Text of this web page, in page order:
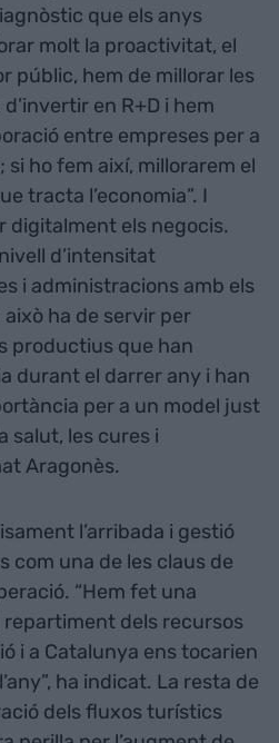
que els anys
molt la proactivitat, el
públic, hem de millorar les
en R+D i hem
entre empreses per a
ho fem així, millorarem el
tracta l’economia”. I
els negocis.
d’intensitat
i administracions amb els
ha de servir per
productius que han
durant el darrer any i han
per a un model just
salut, les cures i
Aragonès.
l’arribada i gestió
com una de les claus de
“Hem fet una
dels recursos
i a Catalunya ens tocarien
ha indicat. La resta de
dels fluxos turístics